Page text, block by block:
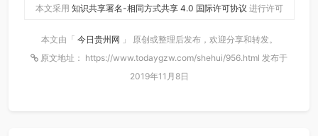
本文采用 知识共享署名-相同方式共享 4.0 国际许可协议 进行许可
本文由「 今日贵州网 」 原创或整理后发布，欢迎分享和转发。
原文地址： https://www.todaygzw.com/shehui/956.html 发布于
2019年11月8日